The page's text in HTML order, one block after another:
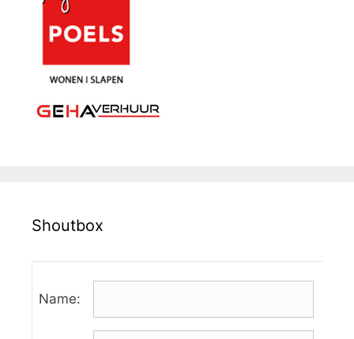
Shoutbox
Name: